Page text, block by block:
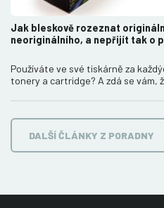
Jak bleskově rozeznat
neoriginálního, a nepřijít tak o
Používáte ve své tiskárně za
tonery a cartridge? A zdá se vám,
DALŠÍ ČLÁNKY Z PORADNY